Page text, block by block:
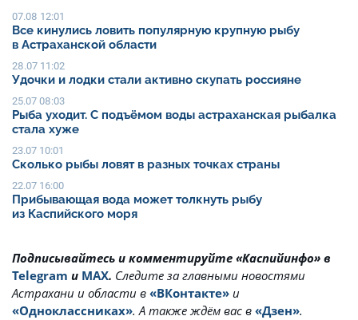
07.08 12:01
Все кинулись ловить популярную крупную рыбу
в Астраханской области
28.07 11:02
Удочки и лодки стали активно скупать россияне
25.07 08:03
Рыба уходит. С подъёмом воды астраханская рыбалка
стала хуже
23.07 10:01
Сколько рыбы ловят в разных точках страны
22.07 16:00
Прибывающая вода может толкнуть рыбу
из Каспийского моря
Подписывайтесь и комментируйте «Каспийинфо» в
Telegram и MAX. Cледите за главными новостями
Астрахани и области в «ВКонтакте» и
«Одноклассниках». А также ждём вас в «Дзен».